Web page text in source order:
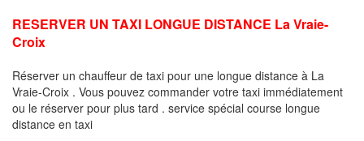
RESERVER UN TAXI LONGUE DISTANCE La Vraie-
Croix
Réserver un chauffeur de taxi pour une longue distance à La
Vraie-Croix . Vous pouvez commander votre taxi immédiatement
ou le réserver pour plus tard . service spécial course longue
distance en taxi